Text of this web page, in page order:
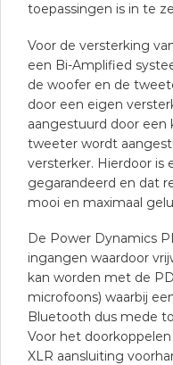
toepassingen is in te
Voor de versterking
een Bi-Amplified
de woofer en de
door een eigen
aangestuurd door een
tweeter wordt
versterker. Hierdoor is
gegarandeerd en dat
mooi en maximaal
De Power Dynamics
ingangen waardoor
kan worden met de
microfoons) waarbij
Bluetooth dus mede
Voor het
XLR aansluiting